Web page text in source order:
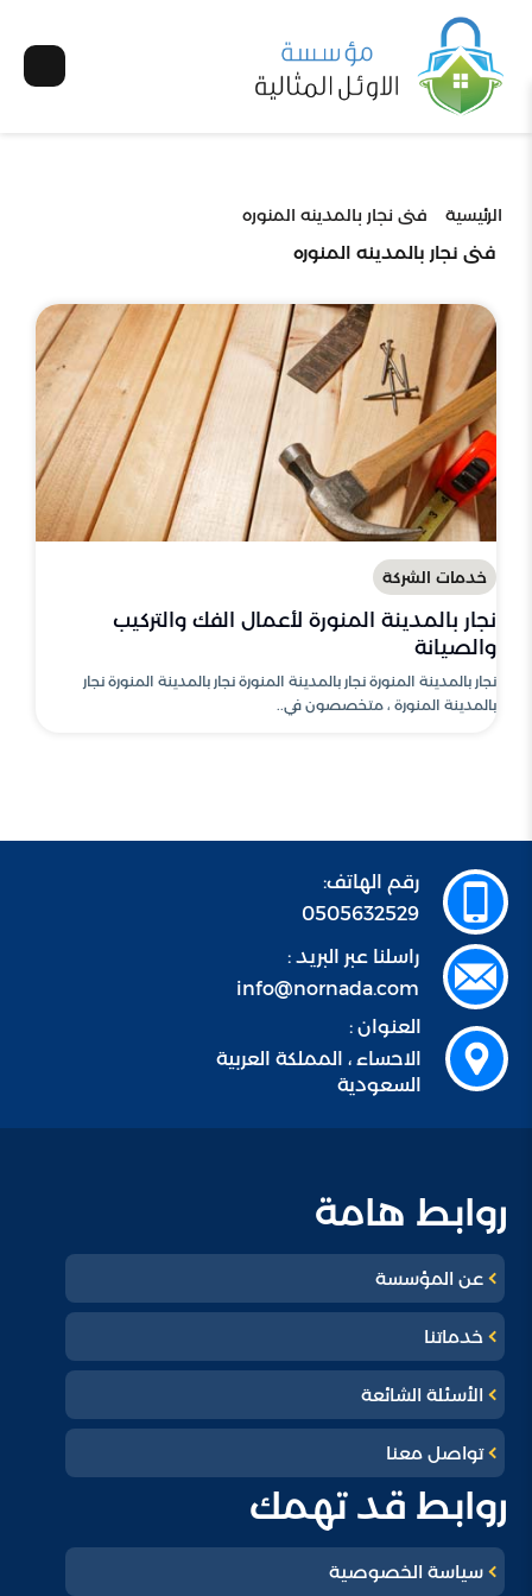
الرئيسية فنى نجار بالمدينه المنوره
فنى نجار بالمدينه المنوره
خدمات الشركة
نجار بالمدينة المنورة لأعمال الفك والتركيب
والصيانة
نجار بالمدينة المنورة نجار بالمدينة المنورة نجار بالمدينة المنورة نجار
بالمدينة المنورة ، متخصصون في..
رقم الهاتف:
0505632529
راسلنا عبر البريد :
info@nornada.com
العنوان :
الاحساء ، المملكة العربية
السعودية
روابط هامة
عن المؤسسة
خدماتنا
الأسئلة الشائعة
تواصل معنا
روابط قد تهمك
سياسة الخصوصية